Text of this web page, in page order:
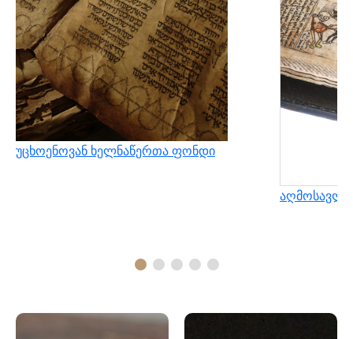
უცხოენოვან ხელნაწერთა ფონდი